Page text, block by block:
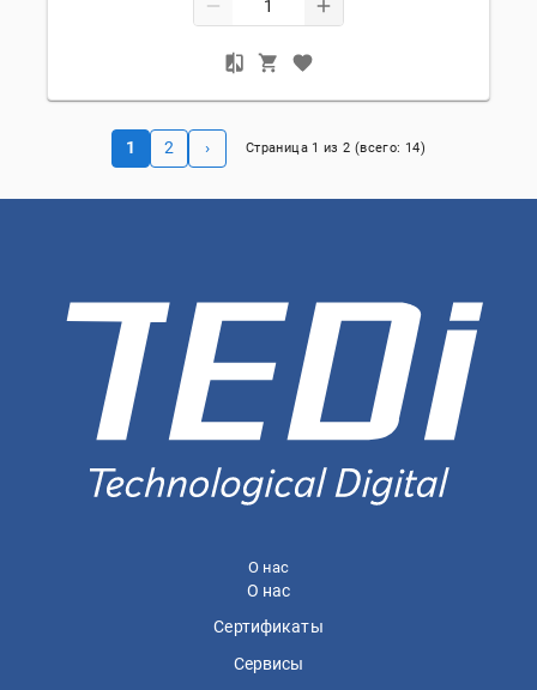
1 2 › Страница 1 из2 (всего: 14)
О нас
О нас
Сертификаты
Сервисы